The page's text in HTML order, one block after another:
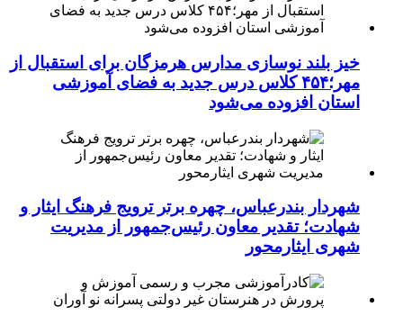
خیز بلند نوسازی مدارس هرمزگان برای استقبال از
مهر؛۴۵۴ کلاس درس جدید به فضای آموزشی
استان افزوده می‌شود
شهردار بندرعباس، چهره برتر ترویج فرهنگ ایثار و
شهادت؛ تقدیر معاون رئیس‌جمهور از مدیریت
شهری ایثارمحور